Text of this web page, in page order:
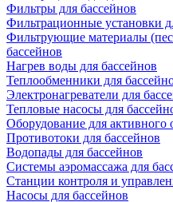
Фильтры для бассейнов
Фильтрационные установки
Фильтрующие материалы
бассейнов
Нагрев воды для бассейнов
Теплообменники для
Электронагреватели для
Тепловые насосы для
Оборудование для активного
Противотоки для бассейнов
Водопады для бассейнов
Системы аэромассажа для
Станции контроля и
Насосы для бассейнов